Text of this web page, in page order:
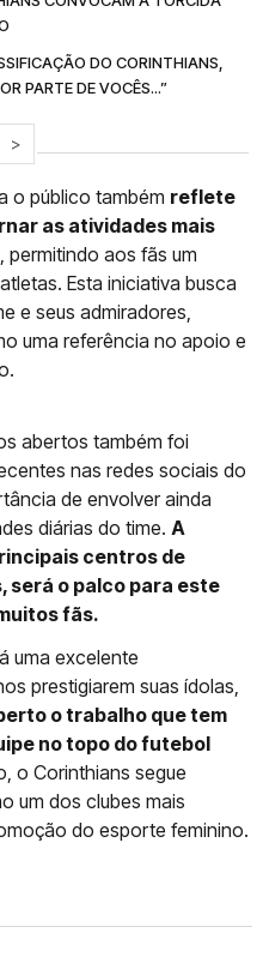
DO CORINTHIANS,
PARTE DE VOCÊS...”
>
o público também reflete
as atividades mais
, permitindo aos fãs um
Esta iniciativa busca
e seus admiradores,
uma referência no apoio e
abertos também foi
nas redes sociais do
de envolver ainda
diárias do time. A
centros de
será o palco para este
fãs.
uma excelente
prestigiarem suas ídolas,
o trabalho que tem
no topo do futebol
o Corinthians segue
um dos clubes mais
do esporte feminino.